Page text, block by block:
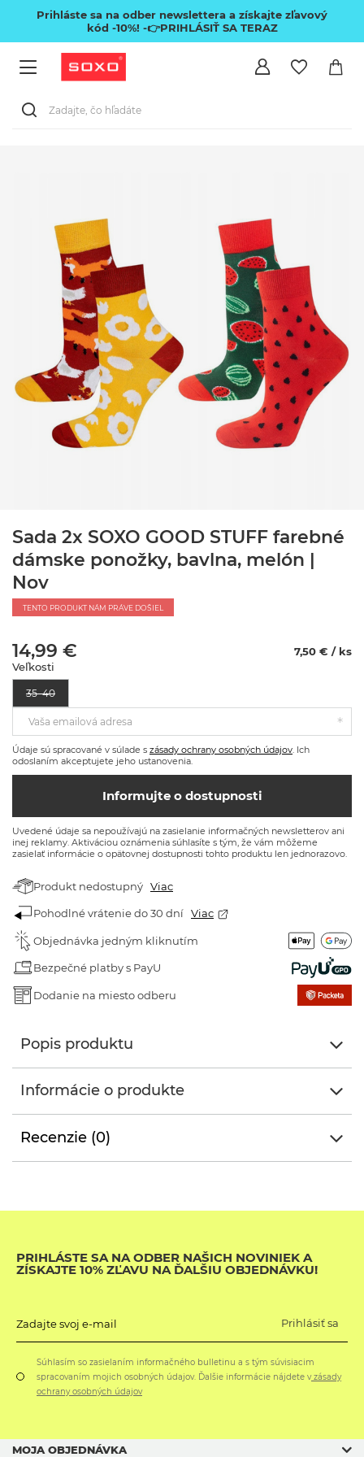
Prihláste sa na odber newslettera a získajte zľavový
kód -10%! -👉PRIHLÁSIŤ SA TERAZ
Sada 2x SOXO GOOD STUFF farebné
dámske ponožky, bavlna, melón |
Nov
TENTO PRODUKT NÁM PRÁVE DOŠIEL
14,99 €
7,50 € / ks
Veľkosti
35–40
Vaša emailová adresa
Údaje sú spracované v súlade s zásady ochrany osobných údajov . Ich
odoslaním akceptujete jeho ustanovenia.
Informujte o dostupnosti
Uvedené údaje sa nepoužívajú na zasielanie informačných newsletterov ani
inej reklamy. Aktiváciou oznámenia súhlasíte s tým, že vám môžeme
zasielať informácie o opätovnej dostupnosti tohto produktu len jednorazovo.
Produkt nedostupný Viac
Pohodlné vrátenie do 30 dní Viac
Objednávka jedným kliknutím
Bezpečné platby s PayU
Dodanie na miesto odberu
Popis produktu
Informácie o produkte
Recenzie (0)
PRIHLÁSTE SA NA ODBER NAŠICH NOVINIEK A
ZÍSKAJTE 10% ZĽAVU NA ĎALŠIU OBJEDNÁVKU!
Zadajte svoj e-mail Prihlásiť sa
Súhlasím so zasielaním informačného bulletinu a s tým súvisiacim
spracovaním mojich osobných údajov. Ďalšie informácie nájdete vzásady
ochrany osobných údajov
MOJA OBJEDNÁVKA